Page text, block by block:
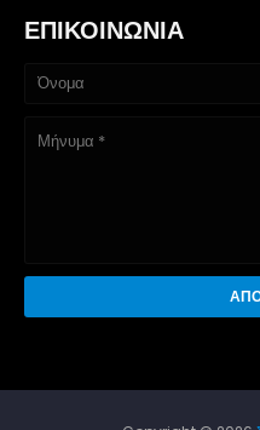
ΕΠΙΚΟΙΝΩΝΙΑ